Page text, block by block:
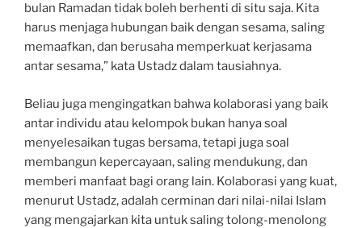
bulan Ramadan tidak boleh berhenti di situ saja. Kita
harus menjaga hubungan baik dengan sesama, saling
memaafkan, dan berusaha memperkuat kerjasama
antar sesama,” kata Ustadz dalam tausiahnya.
Beliau juga mengingatkan bahwa kolaborasi yang baik
antar individu atau kelompok bukan hanya soal
menyelesaikan tugas bersama, tetapi juga soal
membangun kepercayaan, saling mendukung, dan
memberi manfaat bagi orang lain. Kolaborasi yang kuat,
menurut Ustadz, adalah cerminan dari nilai-nilai Islam
yang mengajarkan kita untuk saling tolong-menolong